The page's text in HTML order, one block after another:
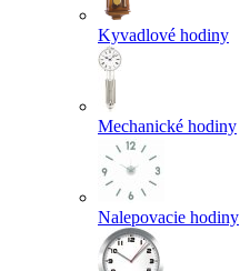
Kyvadlové hodiny
Mechanické hodiny
Nalepovacie hodiny